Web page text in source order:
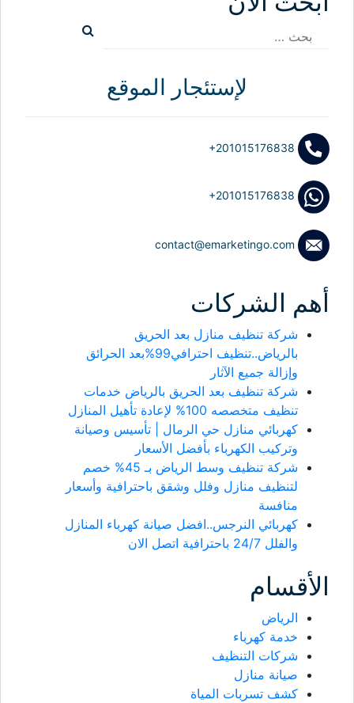
البحث
لإستئجار الموقع
+201015176838
+201015176838
contact@emarketingo.com
أهم الشركات
شركة تنظيف منازل بعد الحريق
بالرياض..تنظيف احترافي99%بعد الحرائق
وإزالة جميع الآثار
شركة تنظيف بعد الحريق بالرياض خدمات
تنظيف متخصصه 100% لإعادة تأهيل المنازل
كهربائي منازل حي الرمال | تأسيس وصيانة
وتركيب الكهرباء بأفضل الأسعار
شركة تنظيف وسط الرياض بـ 45% خصم
لتنظيف منازل وفلل وشقق باحترافية وأسعار
منافسة
كهربائي النرجس..افضل صيانة كهرباء المنازل
والفلل 24/7 باحترافية اتصل الان
الأقسام
الرياض
خدمة كهرباء
شركات التنظيف
صيانة منازل
كشف تسربات المياة